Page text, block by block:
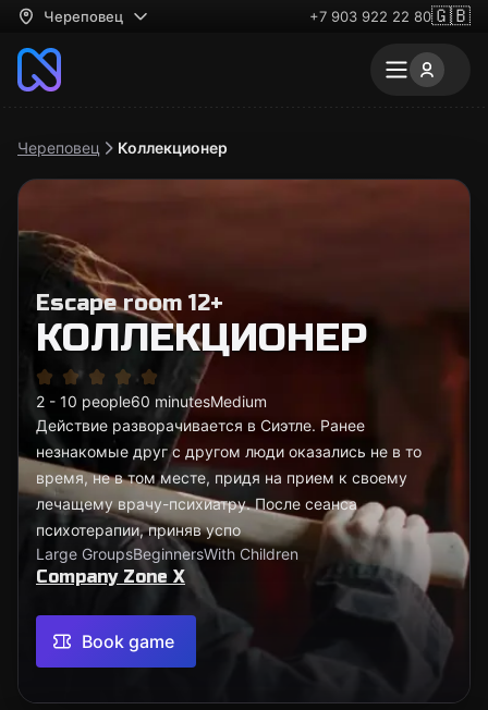
Череповец +7 903 922 22 80🇬🇧
Череповец Коллекционер
Escape room 12+
КОЛЛЕКЦИОНЕР
2 - 10 people60 minutesMedium
Действие разворачивается в Сиэтле. Ранее
незнакомые друг с другом люди оказались не в то
время, не в том месте, придя на прием к своему
лечащему врачу-психиатру. После сеанса
психотерапии, приняв успо
Large GroupsBeginnersWith Children
Company Zone X
Book game